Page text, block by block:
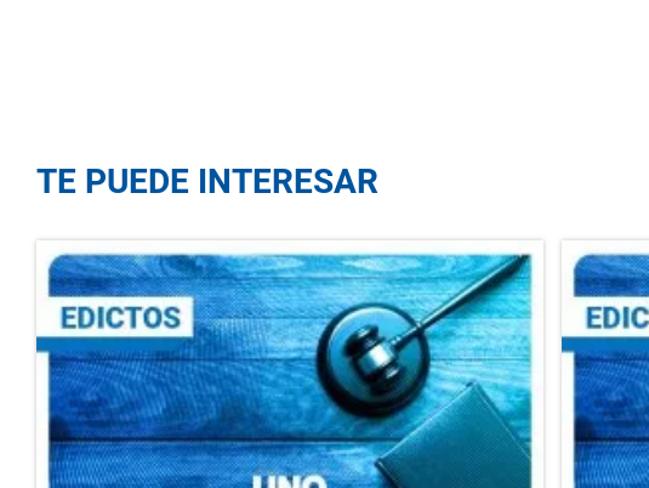
TE PUEDE INTERESAR